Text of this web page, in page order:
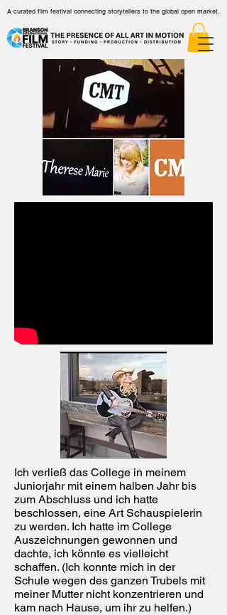
A curated film festival connecting storytellers to the global open market.
Ich verließ das College in meinem
Juniorjahr mit einem halben Jahr bis
zum Abschluss und ich hatte
beschlossen, eine Art Schauspielerin
zu werden. Ich hatte im College
Auszeichnungen gewonnen und
dachte, ich könnte es vielleicht
schaffen. (Ich konnte mich in der
Schule wegen des ganzen Trubels mit
meiner Mutter nicht konzentrieren und
kam nach Hause, um ihr zu helfen.)